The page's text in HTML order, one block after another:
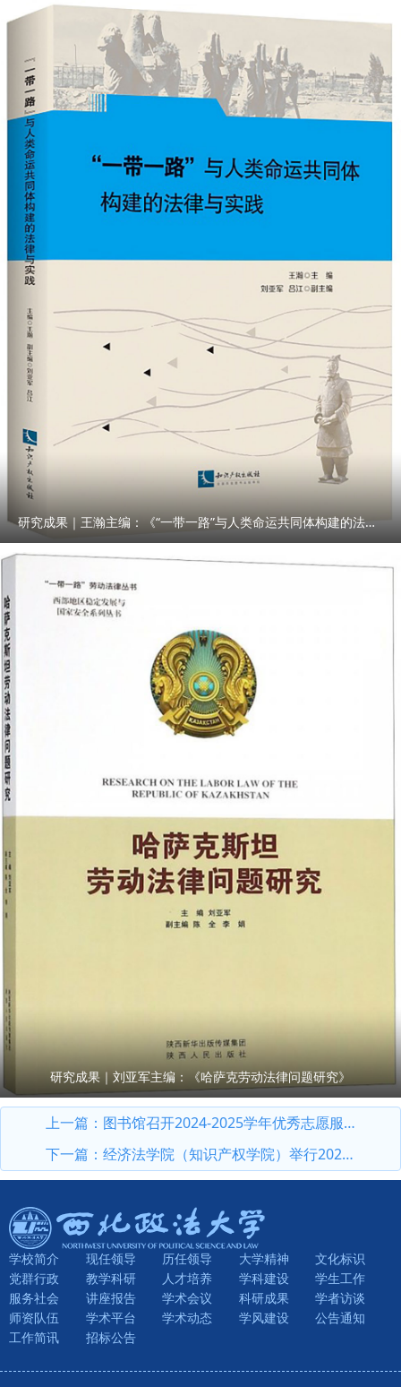
研究成果｜王瀚主编：《“一带一路”与人类命运共同体构建的法律与实践》
研究成果｜刘亚军主编：《哈萨克劳动法律问题研究》
上一篇： 图书馆召开2024-2025学年优秀志愿服务者、社团干部表彰大会
下一篇： 经济法学院（知识产权学院）举行2025年教师荣休仪式暨新生开学典礼
学校简介 现任领导 历任领导 大学精神
文化标识
党群行政
教学科研 人才培养 学科建设
学生工作
服务社会
讲座报告 学术会议 科研成果
学者访谈
师资队伍
学术平台 学术动态 学风建设
公告通知
工作简讯
招标公告